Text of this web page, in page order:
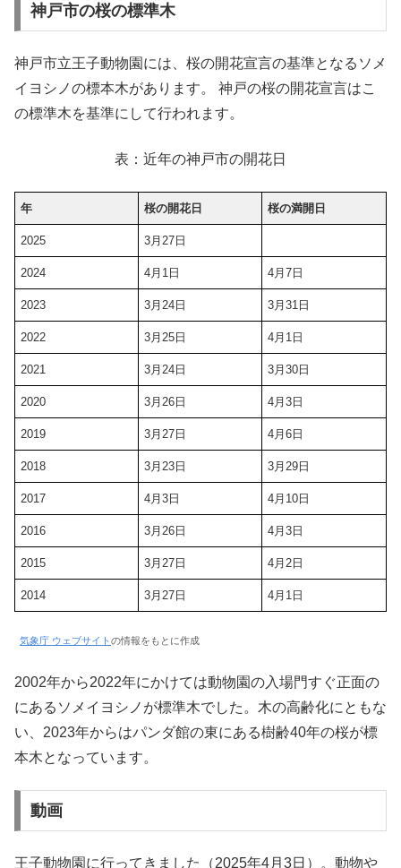
神戸市の桜の標準木
神戸市立王子動物園には、桜の開花宣言の基準となるソメ
イヨシノの標本木があります。 神戸の桜の開花宣言はこ
の標準木を基準にして行われます。
表：近年の神戸市の開花日
年 桜の開花日 桜の満開日
2025 3月27日
2024 4月1日 4月7日
2023 3月24日 3月31日
2022 3月25日 4月1日
2021 3月24日 3月30日
2020 3月26日 4月3日
2019 3月27日 4月6日
2018 3月23日 3月29日
2017 4月3日 4月10日
2016 3月26日 4月3日
2015 3月27日 4月2日
2014 3月27日 4月1日
気象庁 ウェブサイト の情報をもとに作成
2002年から2022年にかけては動物園の入場門すぐ正面の
にあるソメイヨシノが標準木でした。木の高齢化にともな
い、2023年からはパンダ館の東にある樹齢40年の桜が標
本木となっています。
動画
王子動物園に行ってきました（2025年4月3日）。動物や